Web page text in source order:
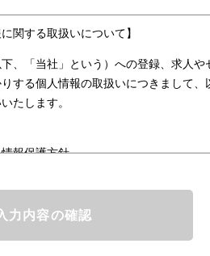
関する取扱いについて】
、「当社」という）への登録、求人
する個人情報の取扱いにつきまして
たします。
報保護方針
エイタ－発掘から、活躍の場の提供、
クリエイターエージェンシーとして事